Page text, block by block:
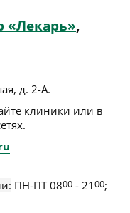
«Лекарь»,
д. 2-А.
клиники или в
ПН-ПТ 0800 - 2100;